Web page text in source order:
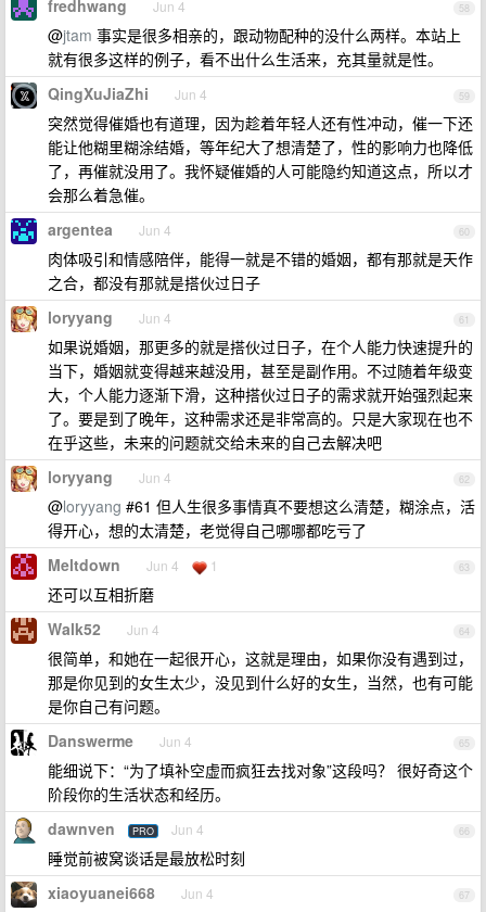
58
fredhwang Jun 4
@jtam 事实是很多相亲的，跟动物配种的没什么两样。本站上
就有很多这样的例子，看不出什么生活来，充其量就是性。
59
QingXuJiaZhi Jun 4
突然觉得催婚也有道理，因为趁着年轻人还有性冲动，催一下还
能让他糊里糊涂结婚，等年纪大了想清楚了，性的影响力也降低
了，再催就没用了。我怀疑催婚的人可能隐约知道这点，所以才
会那么着急催。
60
argentea Jun 4
肉体吸引和情感陪伴，能得一就是不错的婚姻，都有那就是天作
之合，都没有那就是搭伙过日子
61
loryyang Jun 4
如果说婚姻，那更多的就是搭伙过日子，在个人能力快速提升的
当下，婚姻就变得越来越没用，甚至是副作用。不过随着年级变
大，个人能力逐渐下滑，这种搭伙过日子的需求就开始强烈起来
了。要是到了晚年，这种需求还是非常高的。只是大家现在也不
在乎这些，未来的问题就交给未来的自己去解决吧
62
loryyang Jun 4
@loryyang #61 但人生很多事情真不要想这么清楚，糊涂点，活
得开心，想的太清楚，老觉得自己哪哪都吃亏了
63
Meltdown Jun 4 1
还可以互相折磨
64
Walk52 Jun 4
很简单，和她在一起很开心，这就是理由，如果你没有遇到过，
那是你见到的女生太少，没见到什么好的女生，当然，也有可能
是你自己有问题。
65
Danswerme Jun 4
能细说下：“为了填补空虚而疯狂去找对象”这段吗？ 很好奇这个
阶段你的生活状态和经历。
66
dawnven PRO Jun 4
睡觉前被窝谈话是最放松时刻
67
xiaoyuanei668 Jun 4